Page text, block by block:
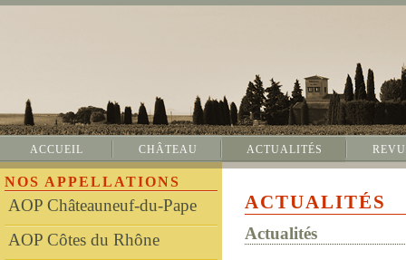
ACCUEIL CHÂTEAU ACTUALITÉS
NOS APPELLATIONS
AOP Châteauneuf-du-Pape
AOP Côtes du Rhône
ACTUALITÉS
Actualités